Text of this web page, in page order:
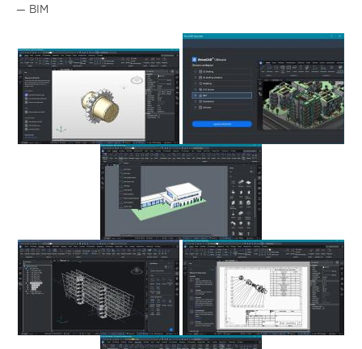
— BIM